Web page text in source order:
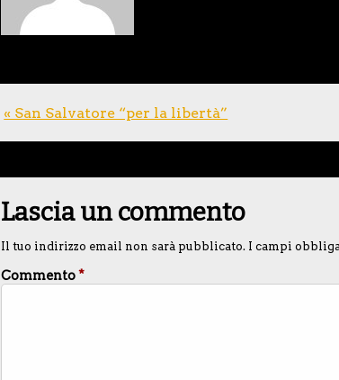
« San Salvatore “per la libertà”
Lascia un commento
Il tuo indirizzo email non sarà pubblicato. I campi
Commento*